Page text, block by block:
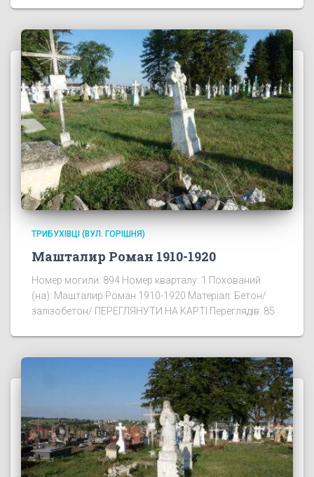
ТРИБУХІВЦІ (ВУЛ. ГОРІШНЯ)
Машталир Роман 1910-1920
Номер могили: 894 Номер кварталу: 1 Похований
(на): Машталир Роман 1910-1920 Матеріал: Бетон/
залізобетон/ ПЕРЕГЛЯНУТИ НА КАРТІ Переглядів: 85